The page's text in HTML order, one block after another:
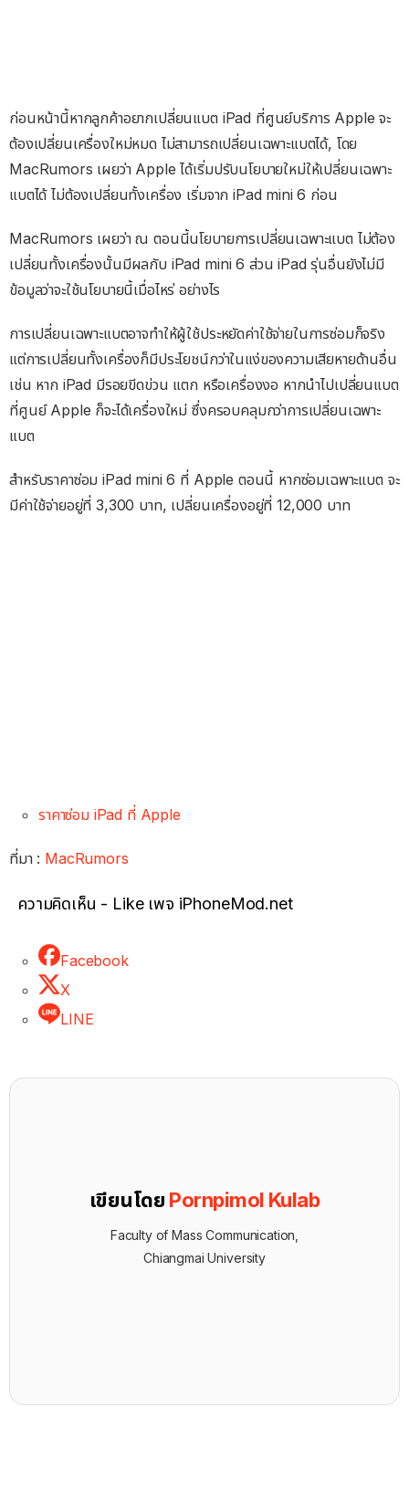
ก่อนหน้านี้หากลูกค้าอยากเปลี่ยนแบต iPad ที่ศูนย์บริการ Apple จะ
ต้องเปลี่ยนเครื่องใหม่หมด ไม่สามารถเปลี่ยนเฉพาะแบตได้, โดย
MacRumors เผยว่า Apple ได้เริ่มปรับนโยบายใหม่ให้เปลี่ยนเฉพาะ
แบตได้ ไม่ต้องเปลี่ยนทั้งเครื่อง เริ่มจาก iPad mini 6 ก่อน
MacRumors เผยว่า ณ ตอนนี้นโยบายการเปลี่ยนเฉพาะแบต ไม่ต้อง
เปลี่ยนทั้งเครื่องนั้นมีผลกับ iPad mini 6 ส่วน iPad รุ่นอื่นยังไม่มี
ข้อมูลว่าจะใช้นโยบายนี้เมื่อไหร่ อย่างไร
การเปลี่ยนเฉพาะแบตอาจทำให้ผู้ใช้ประหยัดค่าใช้จ่ายในการซ่อมก็จริง
แต่การเปลี่ยนทั้งเครื่องก็มีประโยชน์กว่าในแง่ของความเสียหายด้านอื่น
เช่น หาก iPad มีรอยขีดข่วน แตก หรือเครื่องงอ หากนำไปเปลี่ยนแบต
ที่ศูนย์ Apple ก็จะได้เครื่องใหม่ ซึ่งครอบคลุมกว่าการเปลี่ยนเฉพาะ
แบต
สำหรับราคาซ่อม iPad mini 6 ที่ Apple ตอนนี้ หากซ่อมเฉพาะแบต จะ
มีค่าใช้จ่ายอยู่ที่ 3,300 บาท, เปลี่ยนเครื่องอยู่ที่ 12,000 บาท
ราคาซ่อม iPad ที่ Apple
ที่มา : MacRumors
ความคิดเห็น - Like เพจ iPhoneMod.net
Facebook
X
LINE
เขียนโดย Pornpimol Kulab
Faculty of Mass Communication,
Chiangmai University